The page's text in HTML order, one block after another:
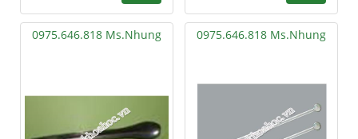
0975.646.818 Ms.Nhung 0975.646.818 Ms.Nhung